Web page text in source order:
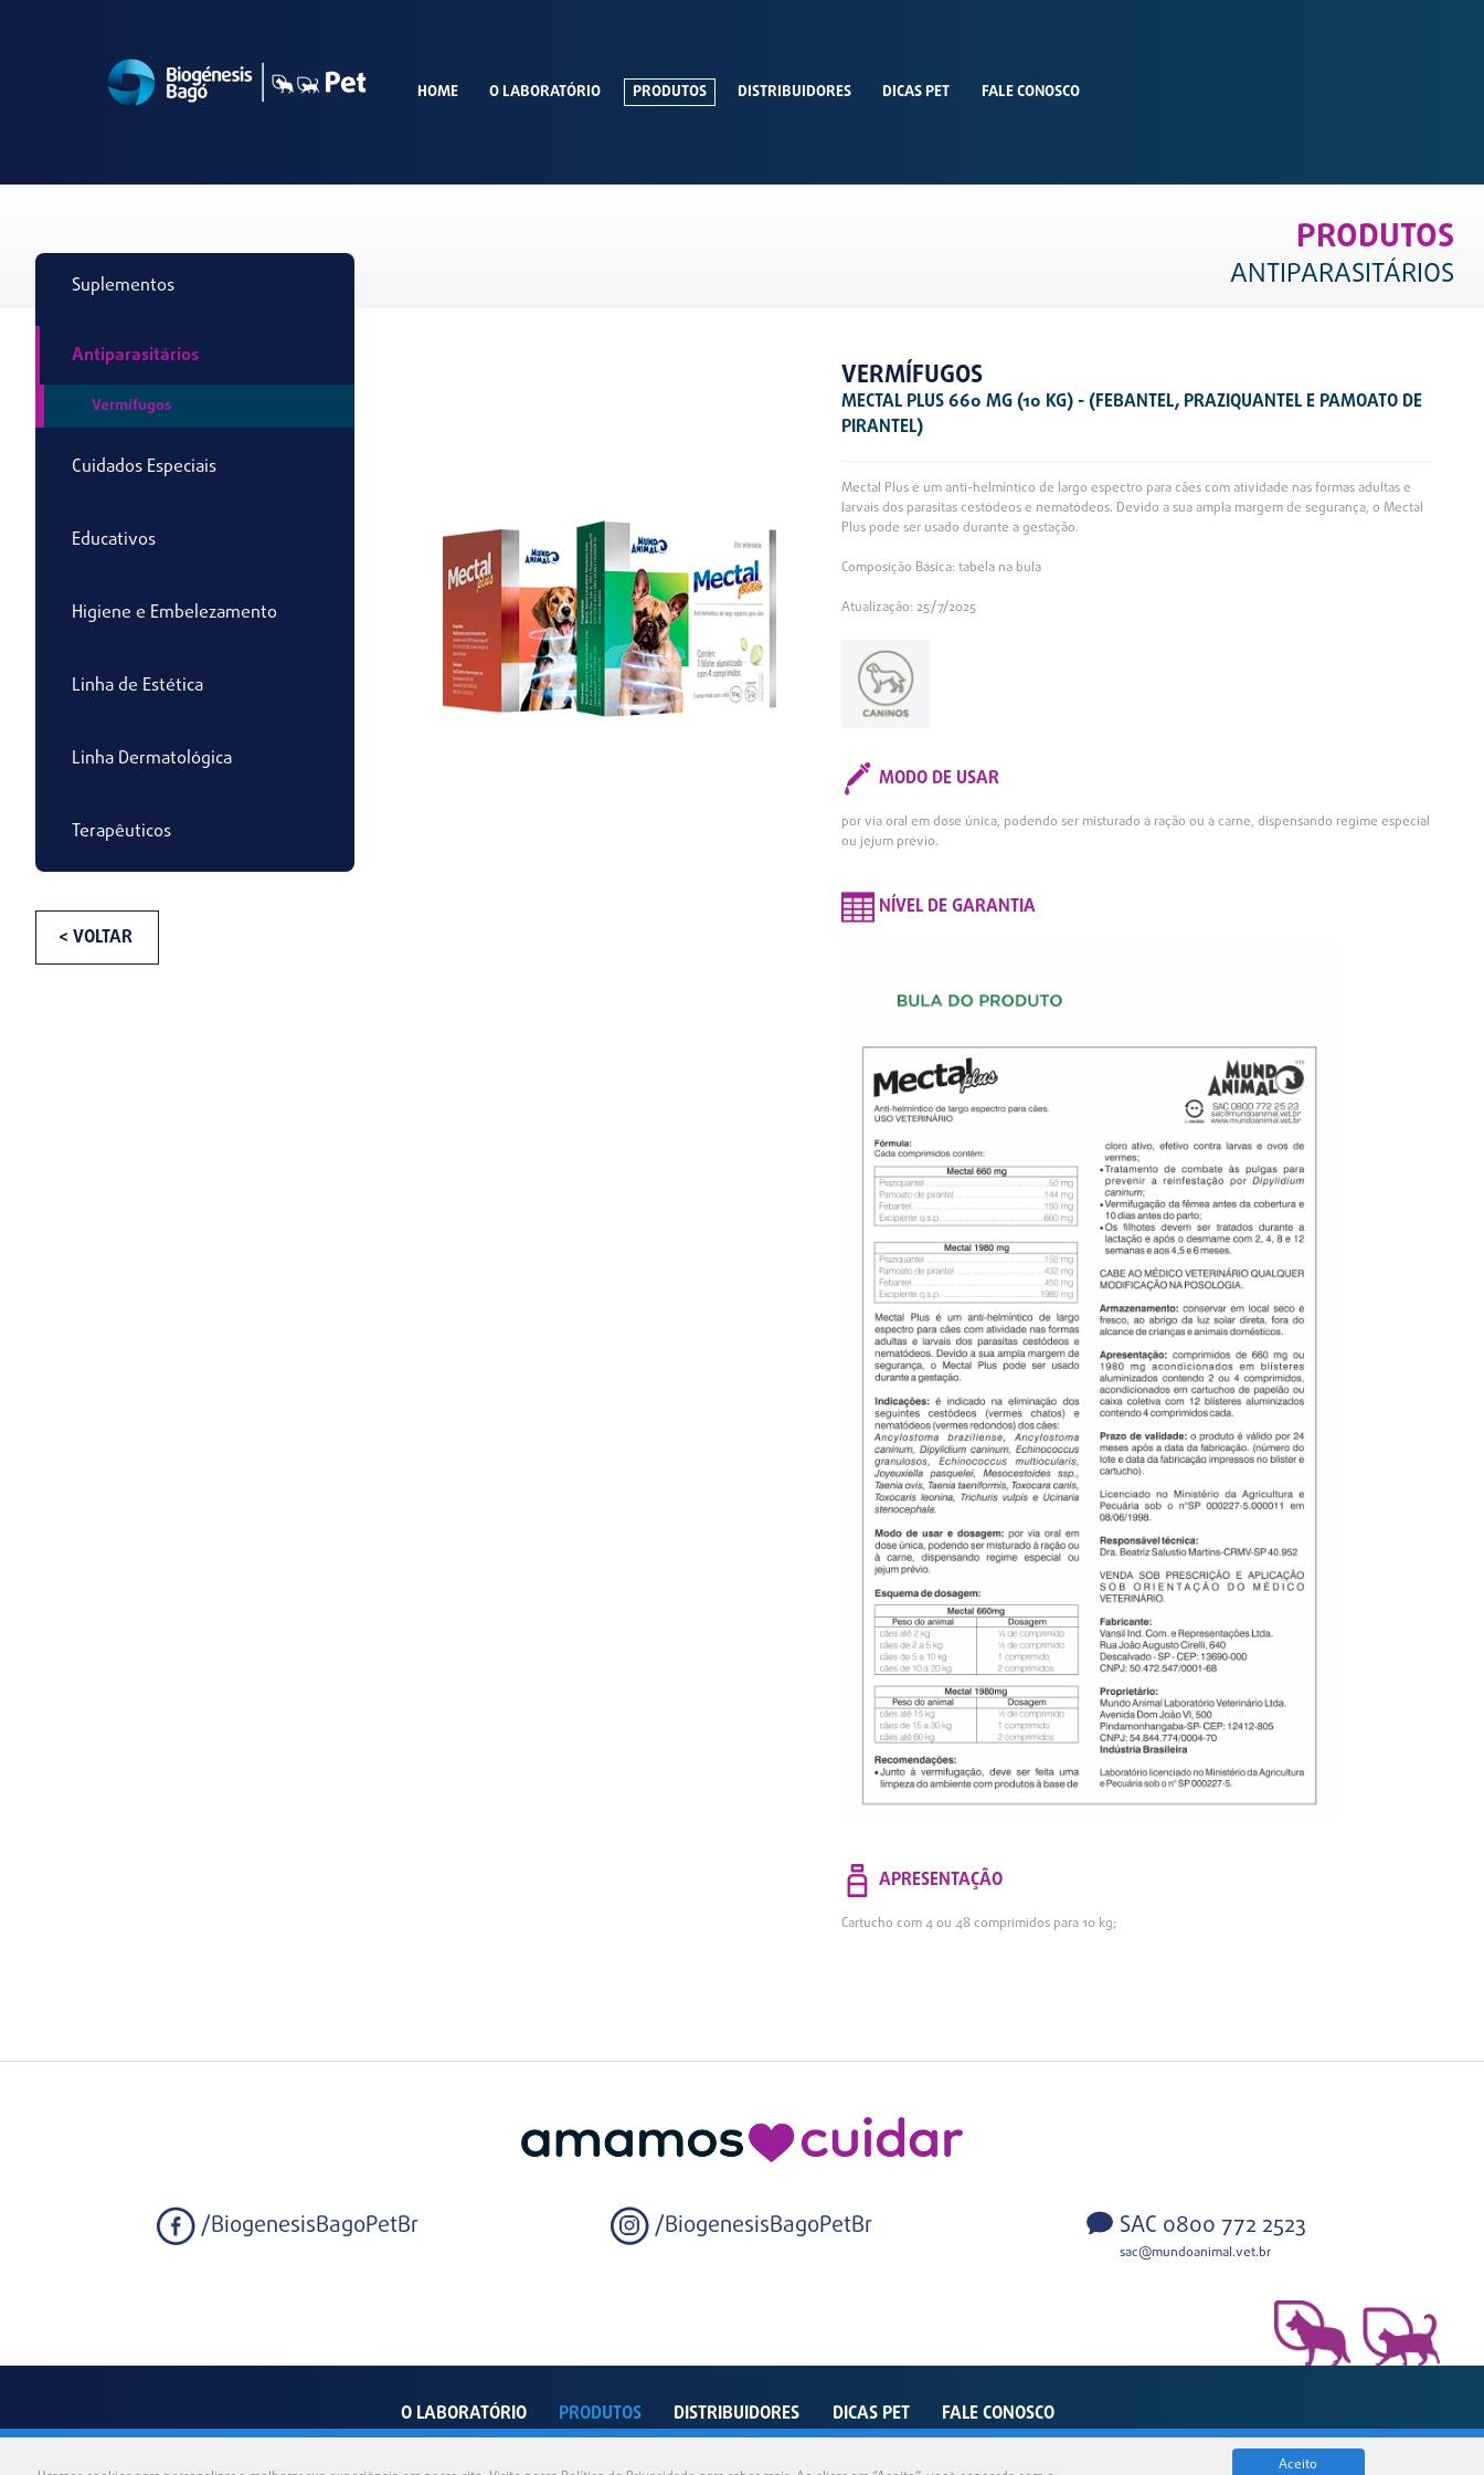
Aceito
HOME O LABORATÓRIO PRODUTOS DISTRIBUIDORES DICAS PET FALE CONOSCO
PRODUTOS
ANTIPARASITÁRIOS
Suplementos
Antiparasitários
Vermífugos
Cuidados Especiais
Educativos
Higiene e Embelezamento
Linha de Estética
Linha Dermatológica
Terapêuticos
< VOLTAR
VERMÍFUGOS
MECTAL PLUS 660 MG (10 KG) - (FEBANTEL, PRAZIQUANTEL E PAMOATO DE
PIRANTEL)
Mectal Plus é um anti-helmíntico de largo espectro para cães com atividade nas formas adultas e
larvais dos parasitas cestódeos e nematódeos. Devido a sua ampla margem de segurança, o Mectal
Plus pode ser usado durante a gestação.
Composição Básica: tabela na bula
Atualização: 25/7/2025
MODO DE USAR
por via oral em dose única, podendo ser misturado à ração ou à carne, dispensando regime especial
ou jejum prévio.
NÍVEL DE GARANTIA
APRESENTAÇÃO
Cartucho com 4 ou 48 comprimidos para 10 kg;
/BiogenesisBagoPetBr /BiogenesisBagoPetBr SAC 0800 772 2523
sac@mundoanimal.vet.br
O LABORATÓRIO PRODUTOS DISTRIBUIDORES DICAS PET FALE CONOSCO